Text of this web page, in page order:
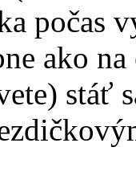
počas
ako
stáť